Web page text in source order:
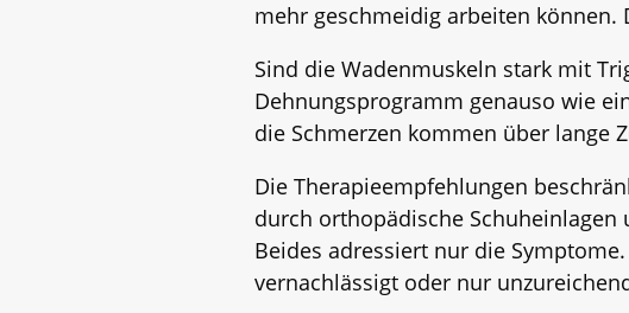
mehr geschmeidig arbeiten können.
Sind die Wadenmuskeln stark mit
Dehnungsprogramm genauso wie
die Schmerzen kommen über lange
Die Therapieempfehlungen
durch orthopädische
Beides adressiert nur die
vernachlässigt oder nur